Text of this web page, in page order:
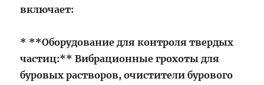
включает:
* **Оборудование для контроля твердых
частиц:** Вибрационные грохоты для
буровых растворов, очистители бурового